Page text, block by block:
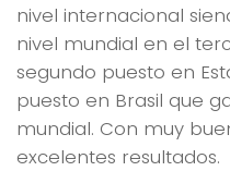
nivel internacional
nivel mundial en el
segundo puesto en
puesto en Brasil que
mundial. Con muy
excelentes resultados.